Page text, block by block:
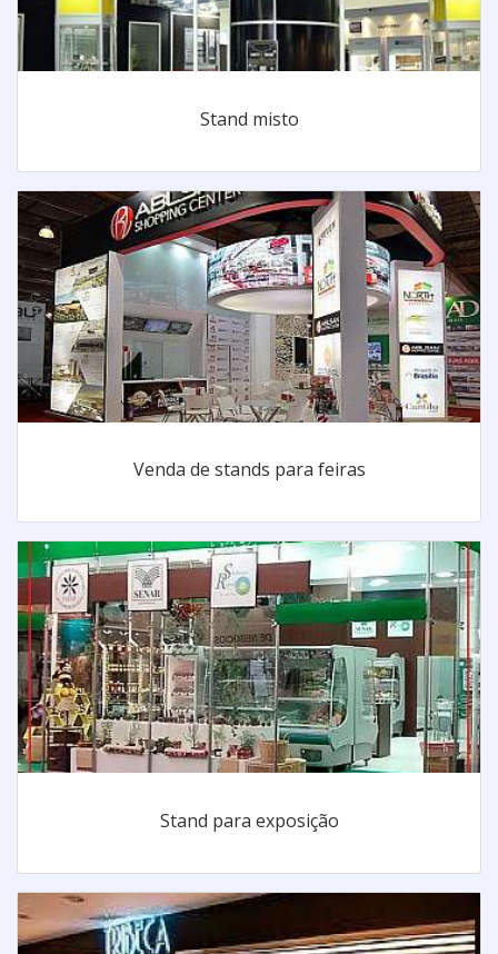
Stand misto
Venda de stands para feiras
Stand para exposição